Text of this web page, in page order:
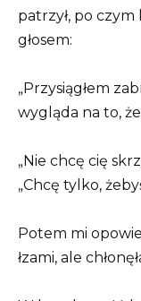
patrzył, po czym
głosem:
„Przysiągłem
wygląda na to,
„Nie chcę cię
„Chcę tylko,
Potem mi
łzami, ale